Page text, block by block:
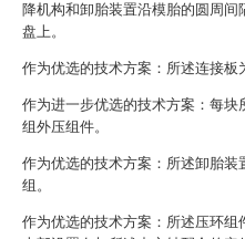
降机构和卸胎装置沿模胎的圆周间
盘上。
作为优选的技术方案：所述连接板
作为进一步优选的技术方案：每块
组外压组件。
作为优选的技术方案：所述卸胎装
组。
作为优选的技术方案：所述压环组